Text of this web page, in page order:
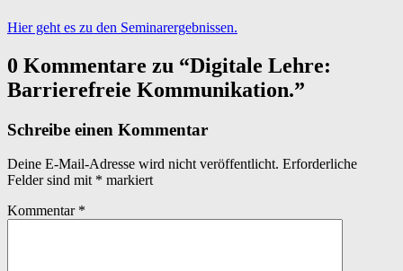
Hier geht es zu den Seminarergebnissen.
Skip
back
to
navigation
0 Kommentare zu “Digitale Lehre:
Barrierefreie Kommunikation.”
Schreibe einen Kommentar
Deine E-Mail-Adresse wird nicht veröffentlicht. Erforderliche
Felder sind mit * markiert
Kommentar *